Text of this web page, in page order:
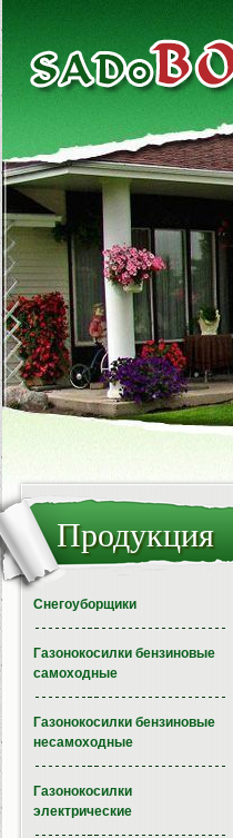
Продукция
Снегоуборщики
Газонокосилки бензиновые
самоходные
Газонокосилки бензиновые
несамоходные
Газонокосилки
электрические